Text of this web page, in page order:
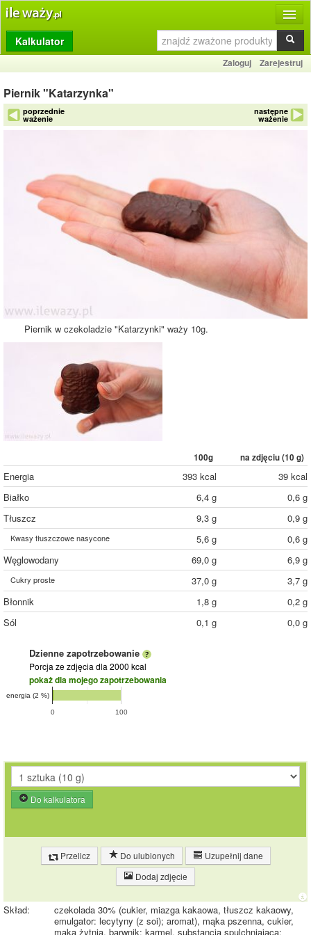
Produkty
Dziennik
Przelicznik
Porównywarka
Słownik
O stronie
Kalkulator
Zaloguj Zarejestruj
Piernik "Katarzynka"
poprzednie
ważenie
następne
ważenie
Piernik w czekoladzie "Katarzynki" waży 10g.
100g na zdjęciu (10 g)
Energia 393 kcal
39 kcal
Białko
6,4 g
0,6 g
Tłuszcz
9,3 g 0,9 g
Kwasy tłuszczowe nasycone 5,6 g
0,6 g
Węglowodany
69,0 g 6,9 g
Cukry proste 37,0 g
3,7 g
Błonnik
1,8 g
0,2 g
Sól
0,1 g 0,0 g
Dzienne zapotrzebowanie
Porcja ze zdjęcia dla 2000 kcal
pokaż dla mojego zapotrzebowania
0 100
energia (2 %)
Do kalkulatora
Przelicz Do ulubionych
Uzupełnij dane
Dodaj zdjęcie
Skład:
czekolada 30% (cukier, miazga kakaowa, tłuszcz kakaowy,
emulgator: lecytyny (z soi); aromat), mąka pszenna, cukier,
mąka żytnia, barwnik: karmel, substancja spulchniająca: